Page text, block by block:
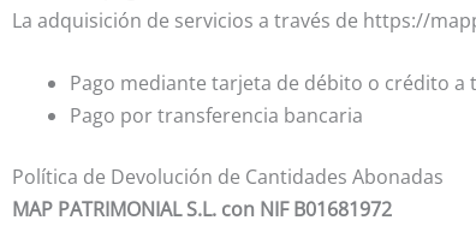
La adquisición de servicios a través de https://
Pago mediante tarjeta de débito o crédito a
Pago por transferencia bancaria
Política de Devolución de Cantidades Abonadas
MAP PATRIMONIAL S.L. con NIF B01681972